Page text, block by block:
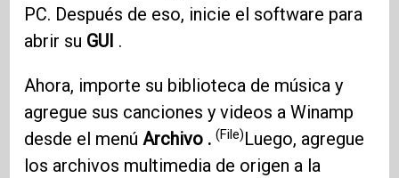
PC. Después de eso, inicie el software para
abrir su GUI .
Ahora, importe su biblioteca de música y
agregue sus canciones y videos a Winamp
desde el menúArchivo .(File)Luego, agregue
los archivos multimedia de origen a la